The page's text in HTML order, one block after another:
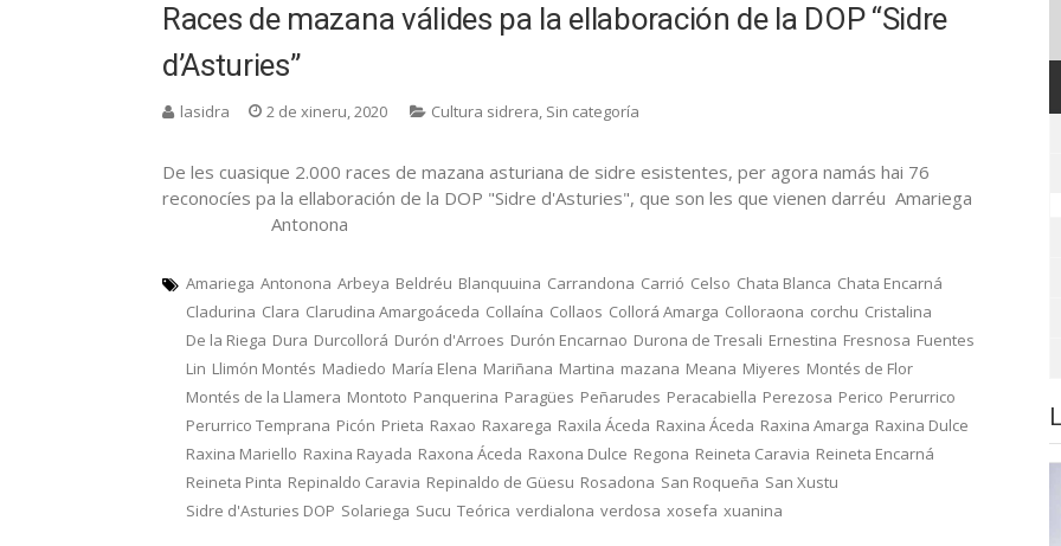
Races de mazana válides pa la ellaboración de la DOP “Sidre
d’Asturies”
lasidra 2 de xineru, 2020 Cultura sidrera, Sin categoría
De les cuasique 2.000 races de mazana asturiana de sidre esistentes, per agora namás hai 76
reconocíes pa la ellaboración de la DOP "Sidre d'Asturies", que son les que vienen darréu Amariega
Antonona
Amariega Antonona Arbeya Beldréu Blanquuina Carrandona Carrió Celso Chata Blanca Chata Encarná
Cladurina Clara Clarudina Amargoáceda Collaína Collaos Collorá Amarga Colloraona corchu Cristalina
De la Riega Dura Durcollorá Durón d'Arroes Durón Encarnao Durona de Tresali Ernestina Fresnosa Fuentes
Lin Llimón Montés Madiedo María Elena Mariñana Martina mazana Meana Miyeres Montés de Flor
Montés de la Llamera Montoto Panquerina Paragües Peñarudes Peracabiella Perezosa Perico Perurrico
Perurrico Temprana Picón Prieta Raxao Raxarega Raxila Áceda Raxina Áceda Raxina Amarga Raxina Dulce
Raxina Mariello Raxina Rayada Raxona Áceda Raxona Dulce Regona Reineta Caravia Reineta Encarná
Reineta Pinta Repinaldo Caravia Repinaldo de Güesu Rosadona San Roqueña San Xustu
Sidre d'Asturies DOP Solariega Sucu Teórica verdialona verdosa xosefa xuanina